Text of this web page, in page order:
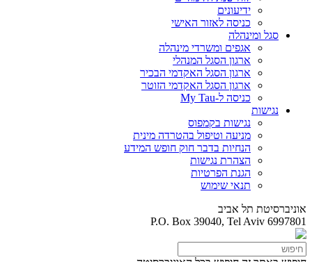
ידיעונים
כניסה לאזור האישי
סגל ומינהלה
אגפים ומשרדי מינהלה
ארגון הסגל המנהלי
ארגון הסגל האקדמי הבכיר
ארגון הסגל האקדמי הזוטר
כניסה ל-My Tau
נגישות
נגישות בקמפוס
מניעה וטיפול בהטרדה מינית
הנחיות בדבר חוק חופש המידע
הצהרת נגישות
הגנת הפרטיות
תנאי שימוש
אוניברסיטת תל אביב
P.O. Box 39040, Tel Aviv 6997801